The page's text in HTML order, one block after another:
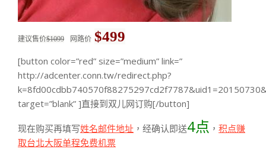
建议售价$1099 网路价 $499
[button color=”red” size=”medium” link=”
http://adcenter.conn.tw/redirect.php?
target=”blank” ]直接到双儿网订购[/button]
现在购买再填写姓名邮件地址 ，经确认即送4点 ， 积点赚
取台北大阪单程免费机票